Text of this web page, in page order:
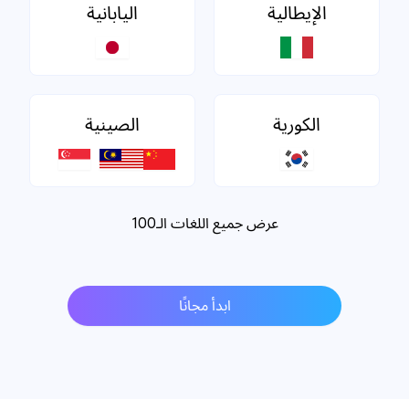
الإيطالية اليابانية
الكورية الصينية
عرض جميع اللغات الـ100
ابدأ مجانًا